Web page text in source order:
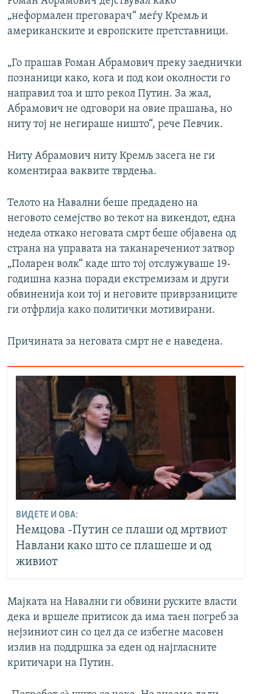
„неформален преговарач“ меѓу Кремљ и
американските и европските претставници.
„Го прашав Роман Абрамович преку заеднички
познаници како, кога и под кои околности го
направил тоа и што рекол Путин. За жал,
Абрамович не одговори на овие прашања, но
ниту тој не негираше ништо“, рече Певчик.
Ниту Абрамович ниту Кремљ засега не ги
коментираа ваквите тврдења.
Телото на Навални беше предадено на
неговото семејство во текот на викендот, една
недела откако неговата смрт беше објавена од
страна на управата на таканаречениот затвор
„Поларен волк“ каде што тој отслужуваше 19-
годишна казна поради екстремизам и други
обвиненија кои тој и неговите приврзаниците
ги отфрлија како политички мотивирани.
Причината за неговата смрт не е наведена.
ВИДЕТЕ И ОВА:
Немцова -Путин се плаши од мртвиот
Навлани како што се плашеше и од
живиот
Мајката на Навални ги обвини руските власти
дека и вршеле притисок да има таен погреб за
нејзиниот син со цел да се избегне масовен
излив на поддршка за еден од најгласните
критичари на Путин.